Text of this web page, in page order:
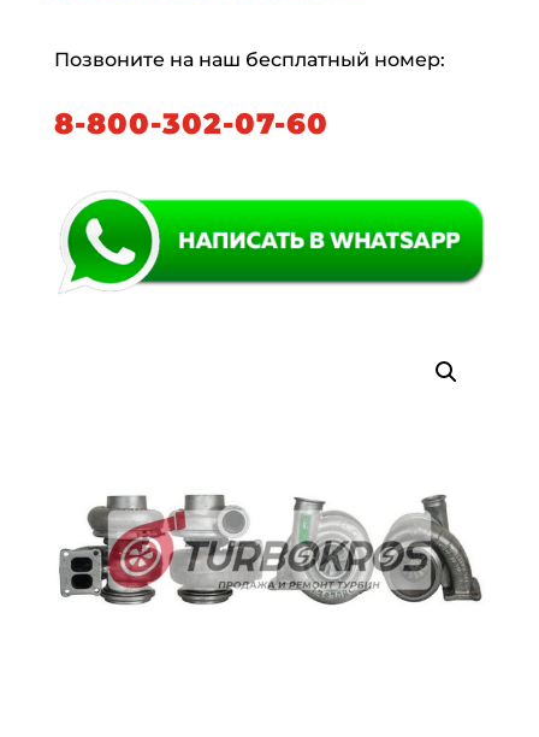
Позвоните на наш бесплатный номер:
8-800-302-07-60